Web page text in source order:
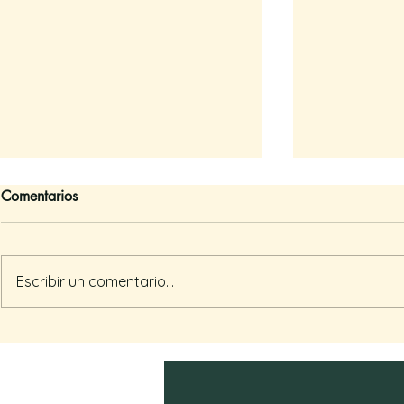
Comentarios
Escribir un comentario...